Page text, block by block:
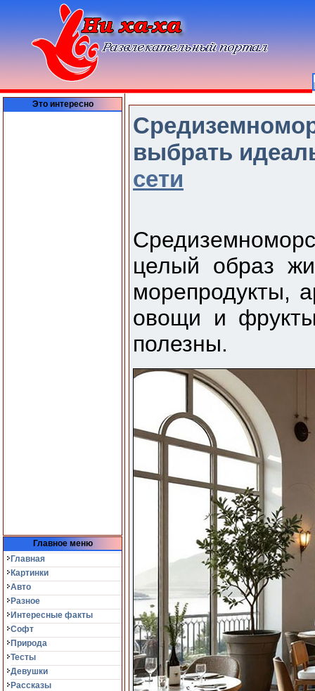
Это интересно
Главное меню
Главная
Картинки
Авто
Разное
Интересные факты
Софт
Природа
Тесты
Девушки
Рассказы
выбрать
сети
целый образ
морепродукты,
овощи и
полезны.